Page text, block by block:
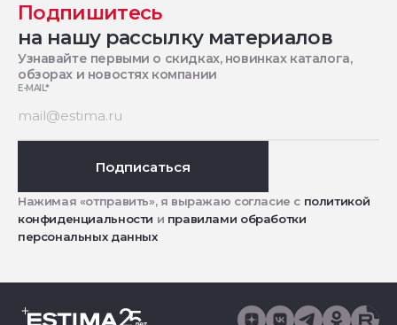
Подпишитесь
на нашу рассылку материалов
Узнавайте первыми о скидках, новинках каталога,
обзорах и новостях компании
E-MAIL*
Подписаться
Нажимая «отправить», я выражаю согласие с политикой
конфиденциальности и правилами обработки
персональных данных